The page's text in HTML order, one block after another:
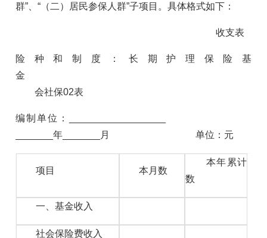
群”、“（二）居民参保人群”子项目。具体格式如下：
收支表
险种和制度：长期护理保险基
金
会社保02表
编制单位：_
_年 月 单位：元
项目 本月数
本年累计
数
一、基金收入
社会保险费收入